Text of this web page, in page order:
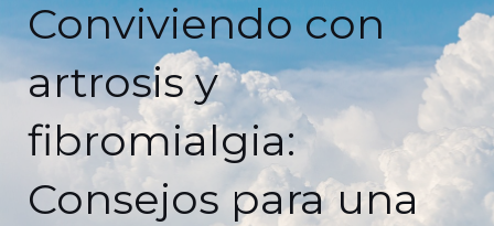
Conviviendo con
artrosis y
fibromialgia:
Consejos para una